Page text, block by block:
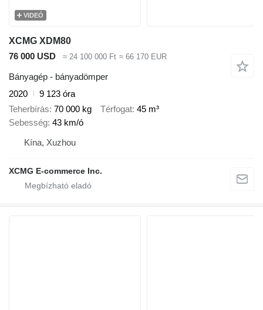
VIDEÓ
XCMG XDM80
76 000 USD
≈ 24 100 000 Ft ≈ 66 170 EUR
Bányagép - bányadömper
2020
9 123 óra
Teherbírás 70 000 kg Térfogat 45 m³
Sebesség 43 km/ó
Kína, Xuzhou
XCMG E-commerce Inc.